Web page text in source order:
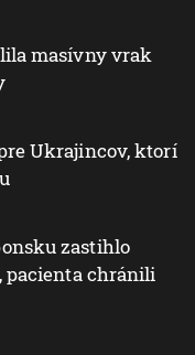
masívny vrak
Ukrajincov, ktorí
zastihlo
pacienta chránili